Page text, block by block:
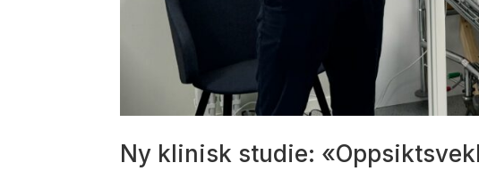
Ny klinisk studie: